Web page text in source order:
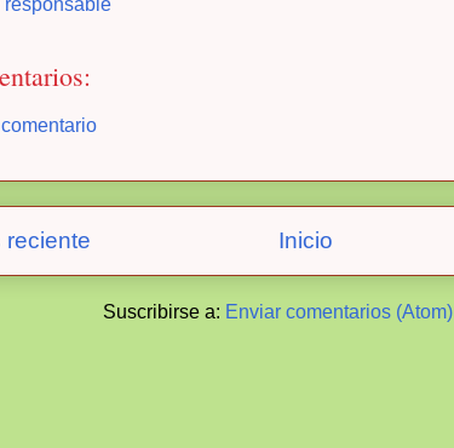
responsable
reciente Inicio
Suscribirse a: Enviar comentarios (Atom)